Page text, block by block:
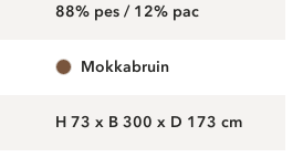
88% pes / 12% pac
mokkabruin
H 73 x B 300 x D 173 cm